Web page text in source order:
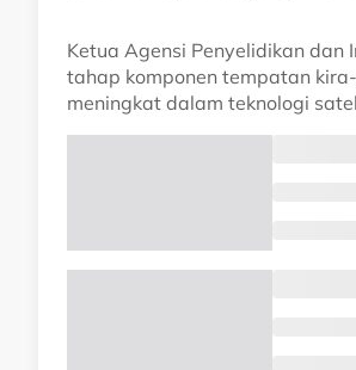
Ketua Agensi Penyelidikan
tahap komponen tempatan
meningkat dalam teknologi